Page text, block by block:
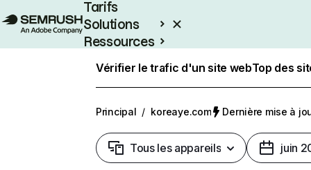
Tarifs
Solutions
Ressources
Vérifier le trafic d'un site webTop des
Principal / koreaye.com Dernière mise à
Tous les appareils juin